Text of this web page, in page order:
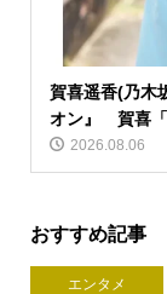
賀喜遥香(乃木
オン』 賀喜「
2026.08.06
おすすめ記事
エンタメ